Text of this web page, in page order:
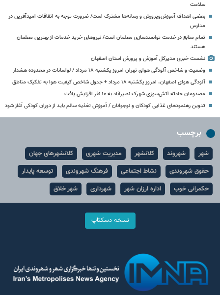
سلامت
بعضی اهداف آموزش‌وپرورش و رسانه‌ها مشترک است/ ضرورت توجه به اتفاقات امیدآفرین در
مدارس
تمام منابع در خدمت توانمندسازی معلمان است/ نیروهای خرید خدمات از بهترین معلمان
هستند
نشست خبری مدیرکل آموزش و پرورش استان اصفهان
وضعیت و شاخص آلودگی هوای تهران امروز یکشنبه ۱۸ مرداد / لواسانات در محدوده هشدار
آلودگی هوای اصفهان، امروز یکشنبه ۱۸ مرداد + جدول شاخص کیفیت هوا به تفکیک مناطق
مصدومان حادثه آتش‌سوزی شهرک نصیرآباد به ۱۰ نفر افزایش یافت
تدوین رهنمودهای غذایی کودکان و نوجوانان / آموزش تغذیه سالم باید از دوران کودکی آغاز شود
برچسب
شهر شهروند کلانشهر مدیریت شهری
کلانشهرهای جهان
حقوق شهروندی
نشاط اجتماعی فرهنگ شهروندی
توسعه پایدار
حکمرانی خوب
اداره ارزان شهر شهرداری شهر خلاق
نسخه دسکتاپ